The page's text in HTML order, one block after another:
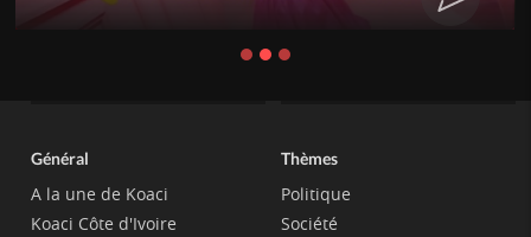
Général
A la une de Koaci
Koaci Côte d'Ivoire
Thèmes
Politique
Société